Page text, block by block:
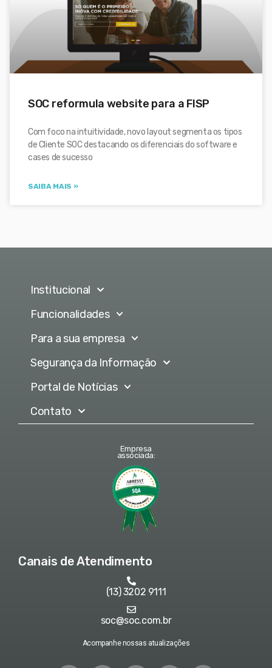
SOC reformula website para a FISP
Com foco na intuitividade, novo layout segmenta os tipos
de Cliente SOC destacando os diferenciais do software e
cases de sucesso
SAIBA MAIS »
Institucional
Funcionalidades
Para a sua empresa
Segurança da Informação
Portal de Notícias
Contato
Empresa
associada:
Canais de Atendimento
(13) 3202 9111
soc@soc.com.br
Acompanhe nossas atualizações